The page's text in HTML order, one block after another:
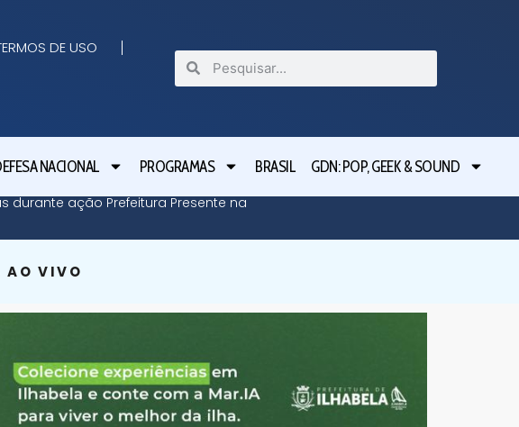
DE USO
NACIONAL PROGRAMAS BRASIL GDN: POP, GEEK & SOUND
durante ação Prefeitura Presente na
AO VIVO